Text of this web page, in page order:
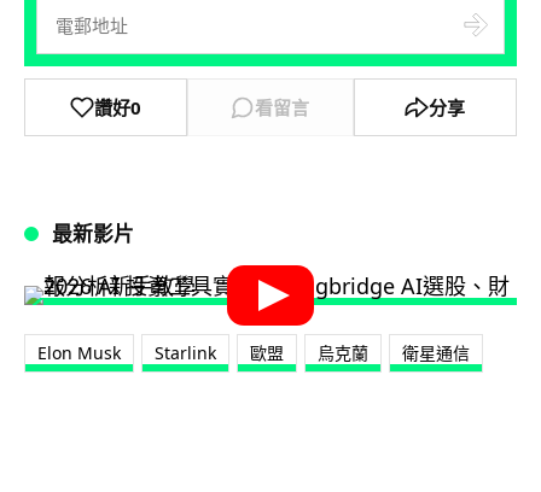
讚好0 看留言 分享
最新影片
Elon Musk Starlink 歐盟 烏克蘭 衛星通信